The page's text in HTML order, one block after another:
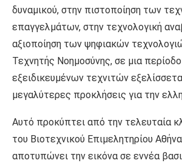
δυναμικού, στην πιστοποίηση των
επαγγελμάτων, στην τεχνολογική
αξιοποίηση των ψηφιακών
Τεχνητής Νοημοσύνης, σε μια
εξειδικευμένων τεχνιτών
μεγαλύτερες προκλήσεις για την
Αυτό προκύπτει από την τελευταία
του Βιοτεχνικού Επιμελητηρίου
αποτυπώνει την εικόνα σε εννέα